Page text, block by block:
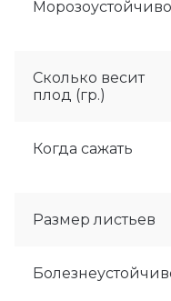
Сколько весит
плод (гр.)
Когда сажать
Размер листьев